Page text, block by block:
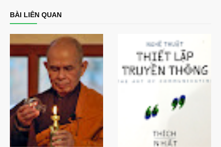
BÀI LIÊN QUAN